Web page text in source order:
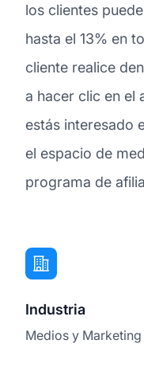
los clientes
hasta el 13% en
cliente realice
a hacer clic en el
estás interesado
el espacio de
programa de
Industria
Medios y Marketing